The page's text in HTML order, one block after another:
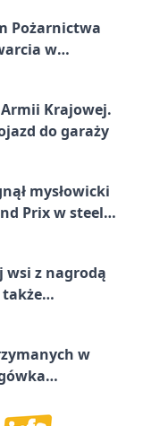
Pożarnictwa
w
Krajowej.
do garaży
mysłowicki
Prix w steel
wsi z nagrodą
także
w